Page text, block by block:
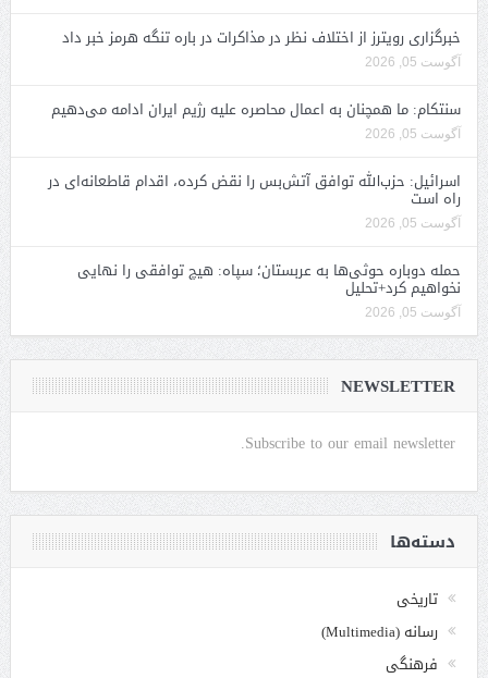
خبرگزاری رویترز از اختلاف نظر در مذاکرات در باره تنگه هرمز خبر داد
آگوست 05, 2026
سنتکام: ما همچنان به اعمال محاصره علیه رژیم ایران ادامه می‌دهیم
آگوست 05, 2026
اسرائیل: حزب‌الله توافق آتش‌بس را نقض کرده، اقدام قاطعانه‌ای در
راه است
آگوست 05, 2026
حمله دوباره حوثی‌ها به عربستان؛ سپاه: هیچ توافقی را نهایی
نخواهیم کرد+تحلیل
آگوست 05, 2026
NEWSLETTER
Subscribe to our email newsletter.
دسته‌ها
تاریخی
رسانه (Multimedia)
فرهنگی